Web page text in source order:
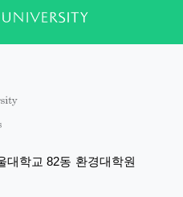
대학교 82동 환경대학원